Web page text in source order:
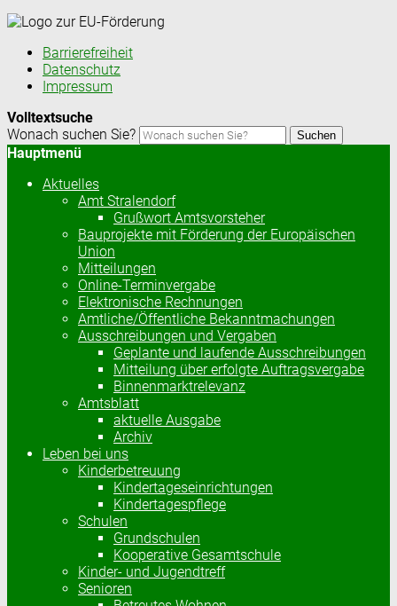
Barrierefreiheit
Datenschutz
Impressum
Volltextsuche
Wonach suchen Sie?
Suchen
Hauptmenü
Aktuelles
Amt Stralendorf
Grußwort Amtsvorsteher
Bauprojekte mit Förderung der Europäischen
Union
Mitteilungen
Online-Terminvergabe
Elektronische Rechnungen
Amtliche/Öffentliche Bekanntmachungen
Ausschreibungen und Vergaben
Geplante und laufende Ausschreibungen
Mitteilung über erfolgte Auftragsvergabe
Binnenmarktrelevanz
Amtsblatt
aktuelle Ausgabe
Archiv
Leben bei uns
Kinderbetreuung
Kindertageseinrichtungen
Kindertagespflege
Schulen
Grundschulen
Kooperative Gesamtschule
Kinder- und Jugendtreff
Senioren